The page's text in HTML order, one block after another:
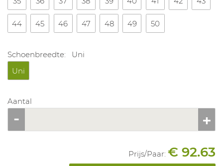
44 45 46 47 48 49 50
Schoenbreedte:
Uni
Uni
Aantal
Prijs/Paar: € 92.63